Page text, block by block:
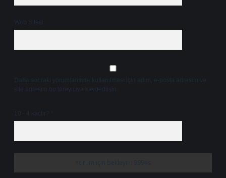
Web Sitesi
Daha sonraki yorumlarımda kullanılması için adım, e-posta adresim ve
site adresim bu tarayıcıya kaydedilsin.
10 - 4 kaçtır?